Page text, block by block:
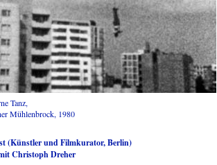
Tanz,
Mühlenbrock, 1980
(Künstler und Filmkurator, Berlin)
Christoph Dreher